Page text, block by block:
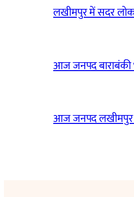
लखीमपुर में सदर
आज जनपद बाराबंकी
आज जनपद लखीमपुर